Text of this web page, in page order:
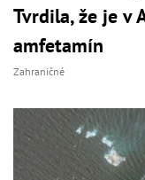
Tvrdila, že je v
amfetamín
Zahraničné